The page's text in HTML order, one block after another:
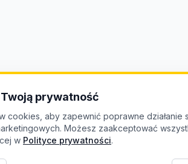
prywatność
cookies, aby zapewnić poprawne
Możesz zaakceptować
w Polityce prywatności.